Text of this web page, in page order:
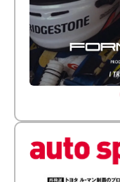
倒す相手を、
【